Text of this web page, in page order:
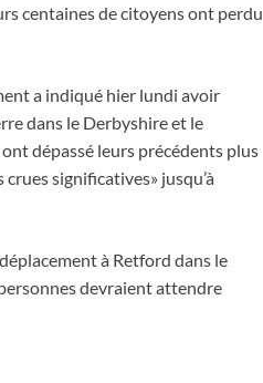
centaines de citoyens ont perdu
a indiqué hier lundi avoir
dans le Derbyshire et le
dépassé leurs précédents plus
significatives» jusqu’à
à Retford dans le
devraient attendre